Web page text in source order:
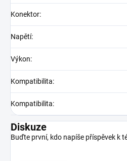
Konektor:
Napětí:
Výkon:
Kompatibilita:
Kompatibilita:
Diskuze
Buďte první, kdo napíše příspěvek k